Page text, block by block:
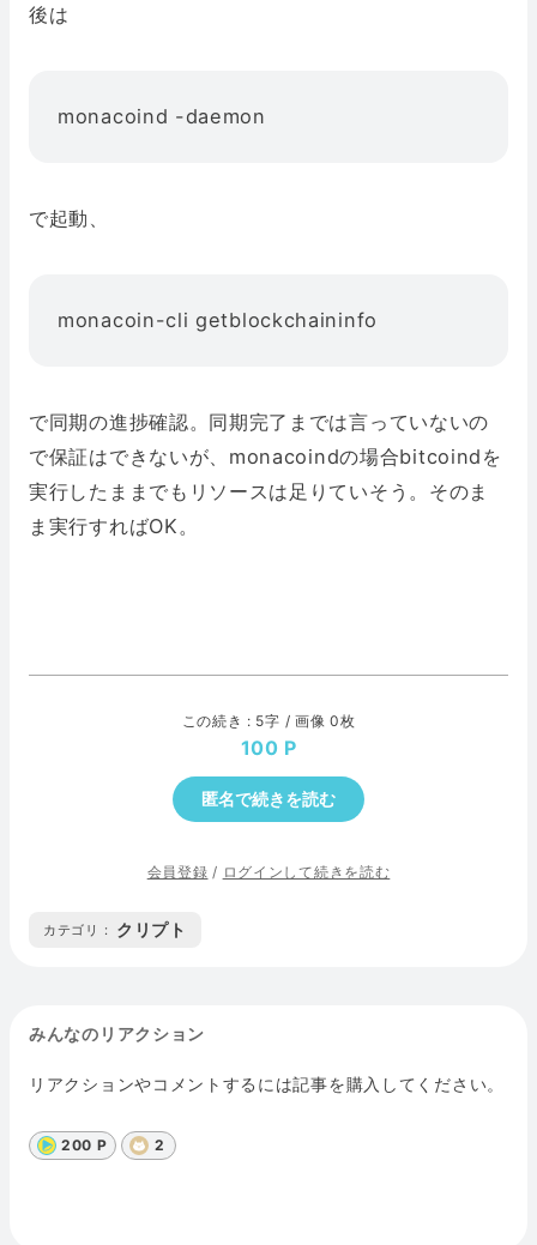
後は
monacoind -daemon
で起動、
monacoin-cli getblockchaininfo
で同期の進捗確認。同期完了までは言っていないの
で保証はできないが、monacoindの場合bitcoindを
実行したままでもリソースは足りていそう。そのま
ま実行すればOK。
この続き : 5字 / 画像 0枚
100
匿名で続きを読む
会員登録 / ログインして続きを読む
カテゴリ : クリプト
みんなのリアクション
リアクションやコメントするには記事を購入してください。
200 P 2